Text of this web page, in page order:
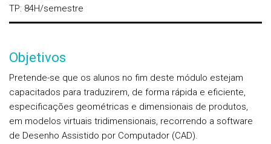
TP: 84H/semestre
Objetivos
Pretende-se que os alunos no fim deste módulo estejam
capacitados para traduzirem, de forma rápida e eficiente,
especificações geométricas e dimensionais de produtos,
em modelos virtuais tridimensionais, recorrendo a software
de Desenho Assistido por Computador (CAD).